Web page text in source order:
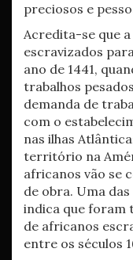
preciosos e
Acredita-se que
escravizados
ano de 1441,
trabalhos
demanda de
com o
nas ilhas
território na
africanos vão se
de obra. Uma
indica que foram
de africanos
entre os séculos